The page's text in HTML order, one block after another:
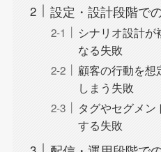
設定・設計段階で
シナリオ設計が
なる失敗
顧客の行動を想
しまう失敗
タグやセグメ
する失敗